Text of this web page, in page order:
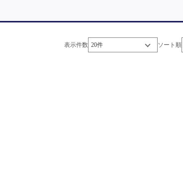
表示件数 ソート順